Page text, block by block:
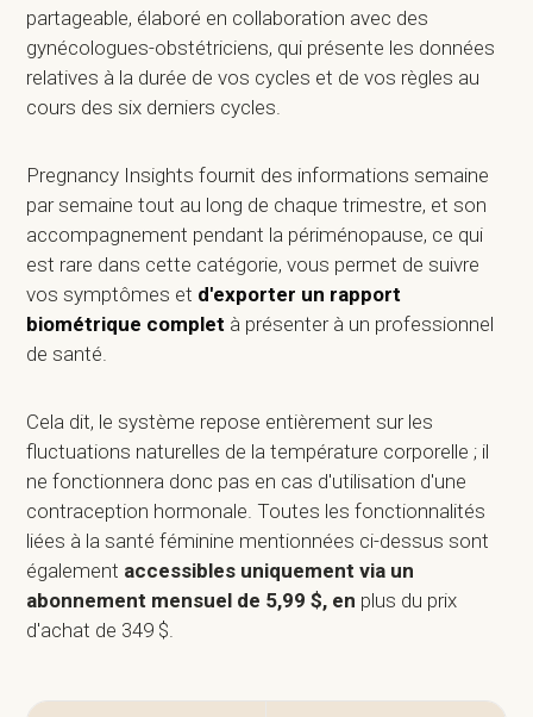
partageable, élaboré en collaboration avec des
gynécologues-obstétriciens, qui présente les données
relatives à la durée de vos cycles et de vos règles au
cours des six derniers cycles.
Pregnancy Insights fournit des informations semaine
par semaine tout au long de chaque trimestre, et son
accompagnement pendant la périménopause, ce qui
est rare dans cette catégorie, vous permet de suivre
vos symptômes et d'exporter un rapport
biométrique complet à présenter à un professionnel
de santé.
Cela dit, le système repose entièrement sur les
fluctuations naturelles de la température corporelle ; il
ne fonctionnera donc pas en cas d'utilisation d'une
contraception hormonale. Toutes les fonctionnalités
liées à la santé féminine mentionnées ci-dessus sont
également accessibles uniquement via un
abonnement mensuel de 5,99 $, en plus du prix
d'achat de 349 $.